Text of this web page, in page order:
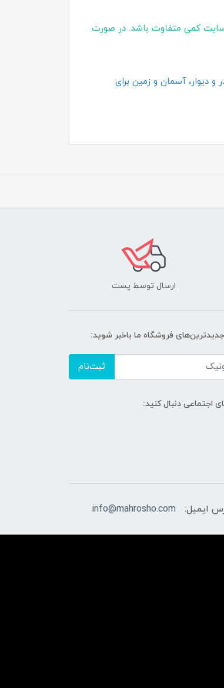
کمی متفاوت باشد. در صورت
دیوار، آسمان و زمین برای
ارسال توسط پست
فروشگاه ما باخبر شوید:
ثبت‌نام
اجتماعی دنبال کنید:
ایمیل: info@mahrosho.com